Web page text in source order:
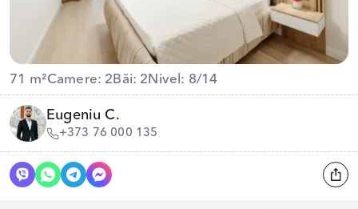
71 m²Camere: 2 Băi: 2 Nivel: 8/14
Eugeniu C.
+373 76 000 135